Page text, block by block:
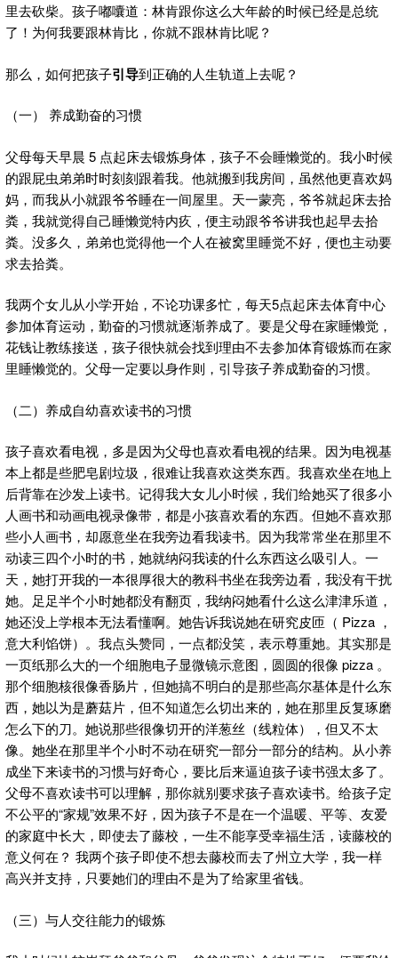
里去砍柴。孩子嘟囔道：林肯跟你这么大年龄的时候已经是总统
了！为何我要跟林肯比，你就不跟林肯比呢？
那么，如何把孩子引导到正确的人生轨道上去呢？
（一） 养成勤奋的习惯
父母每天早晨 5 点起床去锻炼身体，孩子不会睡懒觉的。我小时候
的跟屁虫弟弟时时刻刻跟着我。他就搬到我房间，虽然他更喜欢妈
妈，而我从小就跟爷爷睡在一间屋里。天一蒙亮，爷爷就起床去拾
粪，我就觉得自己睡懒觉特内疚，便主动跟爷爷讲我也起早去拾
粪。没多久，弟弟也觉得他一个人在被窝里睡觉不好，便也主动要
求去拾粪。
我两个女儿从小学开始，不论功课多忙，每天5点起床去体育中心
参加体育运动，勤奋的习惯就逐渐养成了。要是父母在家睡懒觉，
花钱让教练接送，孩子很快就会找到理由不去参加体育锻炼而在家
里睡懒觉的。父母一定要以身作则，引导孩子养成勤奋的习惯。
（二）养成自幼喜欢读书的习惯
孩子喜欢看电视，多是因为父母也喜欢看电视的结果。因为电视基
本上都是些肥皂剧垃圾，很难让我喜欢这类东西。我喜欢坐在地上
后背靠在沙发上读书。记得我大女儿小时候，我们给她买了很多小
人画书和动画电视录像带，都是小孩喜欢看的东西。但她不喜欢那
些小人画书，却愿意坐在我旁边看我读书。因为我常常坐在那里不
动读三四个小时的书，她就纳闷我读的什么东西这么吸引人。一
天，她打开我的一本很厚很大的教科书坐在我旁边看，我没有干扰
她。足足半个小时她都没有翻页，我纳闷她看什么这么津津乐道，
她还没上学根本无法看懂啊。她告诉我说她在研究皮匝（ Pizza ，
意大利馅饼）。我点头赞同，一点都没笑，表示尊重她。其实那是
一页纸那么大的一个细胞电子显微镜示意图，圆圆的很像 pizza 。
那个细胞核很像香肠片，但她搞不明白的是那些高尔基体是什么东
西，她以为是蘑菇片，但不知道怎么切出来的，她在那里反复琢磨
怎么下的刀。她说那些很像切开的洋葱丝（线粒体），但又不太
像。她坐在那里半个小时不动在研究一部分一部分的结构。从小养
成坐下来读书的习惯与好奇心，要比后来逼迫孩子读书强太多了。
父母不喜欢读书可以理解，那你就别要求孩子喜欢读书。给孩子定
不公平的“家规”效果不好，因为孩子不是在一个温暖、平等、友爱
的家庭中长大，即使去了藤校，一生不能享受幸福生活，读藤校的
意义何在？ 我两个孩子即使不想去藤校而去了州立大学，我一样
高兴并支持，只要她们的理由不是为了给家里省钱。
（三）与人交往能力的锻炼